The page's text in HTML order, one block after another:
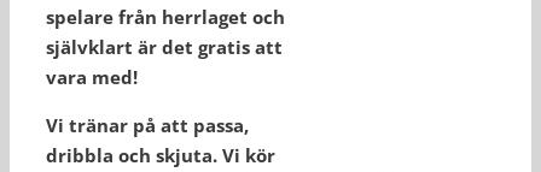
spelare från herrlaget och
självklart är det gratis att
vara med!
Vi tränar på att passa,
dribbla och skjuta. Vi kör